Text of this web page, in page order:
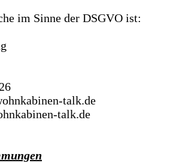
im Sinne der DSGVO ist:
talk.de
talk.de